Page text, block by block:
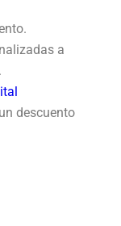
a
descuento